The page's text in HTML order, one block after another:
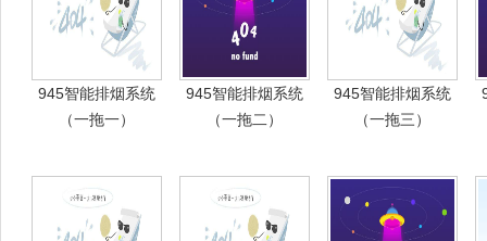
945智能排烟系统
（一拖一）
945智能排烟系统
（一拖二）
945智能排烟系统
（一拖三）